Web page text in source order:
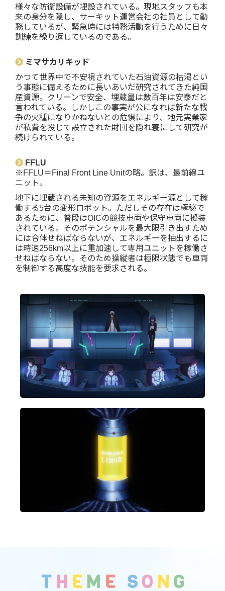
様々な防衛設備が埋設されている。現地スタッフも本
来の身分を隠し、サーキット運営会社の社員として勤
務しているが、緊急時には特務活動を行うために日々
訓練を繰り返しているのである。
ミマサカリキッド
かつて世界中で不安視されていた石油資源の枯渇とい
う事態に備えるために長いあいだ研究されてきた純国
産資源。クリーンで安全、埋蔵量は数百年は安泰だと
言われている。しかしこの事実が公になれば新たな戦
争の火種になりかねないとの危惧により、地元実業家
が私費を投じて設立された財団を隠れ蓑にして研究が
続けられている。
FFLU
※FFLU＝Final Front Line Unitの略。訳は、最前線ユ
ニット。
地下に埋蔵される未知の資源をエネルギー源として稼
働する5台の変形ロボット。ただしその存在は極秘で
あるために、普段はOICの競技車両や保守車両に擬装
されている。そのポテンシャルを最大限引き出すため
には合体せねばならないが、エネルギーを抽出するに
は時速256km以上に重加速して専用ユニットを稼働さ
せねばならない。そのため操縦者は極限状態でも車両
を制御する高度な技能を要求される。
T H E M E SO N G